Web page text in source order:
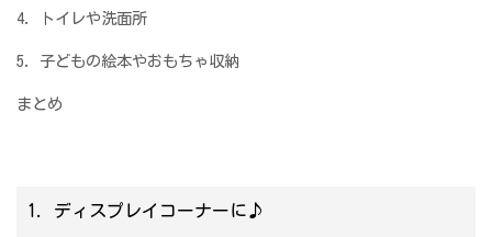
4. トイレや洗面所
5. 子どもの絵本やおもちゃ収納
まとめ
1. ディスプレイコーナーに♪